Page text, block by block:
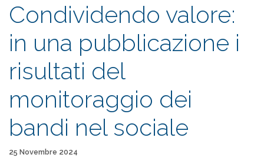
Condividendo valore:
in una pubblicazione i
risultati del
monitoraggio dei
bandi nel sociale
Pubblicato il
25 Novembre 2024